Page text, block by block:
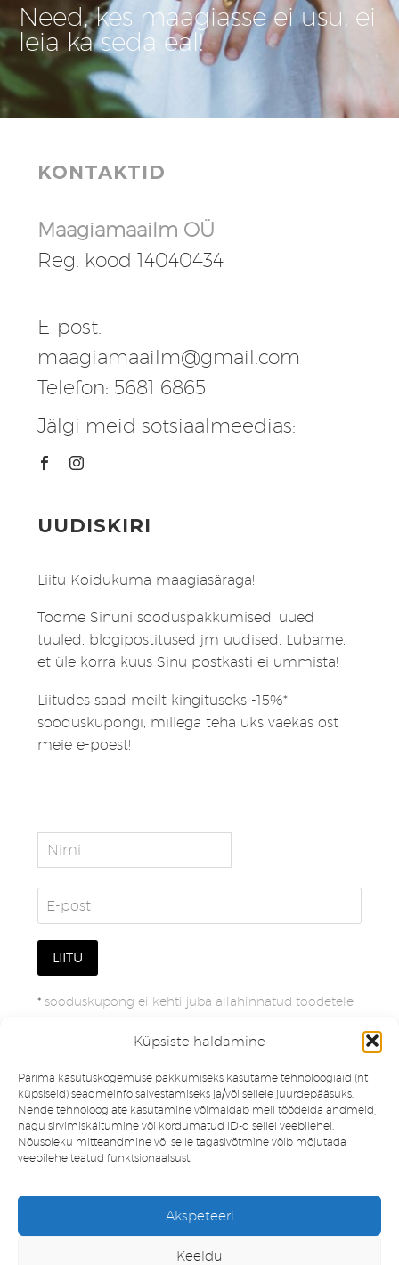
Küpsiste haldamine
Parima kasutuskogemuse pakkumiseks kasutame tehnoloogiaid (nt
küpsiseid) seadmeinfo salvestamiseks ja/või sellele juurdepääsuks.
Nende tehnoloogiate kasutamine võimaldab meil töödelda andmeid,
nagu sirvimiskäitumine või kordumatud ID-d sellel veebilehel.
Nõusoleku mitteandmine või selle tagasivõtmine võib mõjutada
veebilehe teatud funktsionaalsust.
Akspeteeri
Keeldu
Need, kes maagiasse ei usu, ei
leia ka seda eal!
KONTAKTID
Maagiamaailm OÜ
Reg. kood 14040434
E-post:
maagiamaailm@gmail.com
Telefon: 5681 6865
Jälgi meid sotsiaalmeedias:
UUDISKIRI
Liitu Koidukuma maagiasäraga!
Toome Sinuni sooduspakkumised, uued
tuuled, blogipostitused jm uudised. Lubame,
et üle korra kuus Sinu postkasti ei ummista!
Liitudes saad meilt kingituseks -15%*
sooduskupongi, millega teha üks väekas ost
meie e-poest!
* sooduskupong ei kehti juba allahinnatud toodetele
Müügitingimused Privaatsuspoliitika
Minu konto Soovinimekiri